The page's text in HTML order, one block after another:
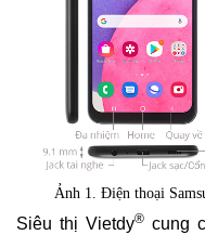
Ảnh 1. Điện thoại
Siêu thị Vietdy® cung